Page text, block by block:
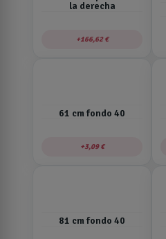
la derecha
166,62 €
61 cm fondo 40
3,09 €
81 cm fondo 40